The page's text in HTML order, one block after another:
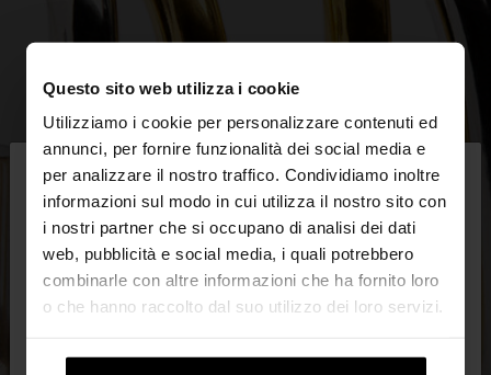
Questo sito web utilizza i cookie
Utilizziamo i cookie per personalizzare contenuti ed
annunci, per fornire funzionalità dei social media e
per analizzare il nostro traffico. Condividiamo inoltre
informazioni sul modo in cui utilizza il nostro sito con
i nostri partner che si occupano di analisi dei dati
web, pubblicità e social media, i quali potrebbero
combinarle con altre informazioni che ha fornito loro
o che hanno raccolto dal suo utilizzo dei loro servizi.
ciao ×
Stai accedendo al sito da Italia. Vuoi navigare sul
nostro sito United States?